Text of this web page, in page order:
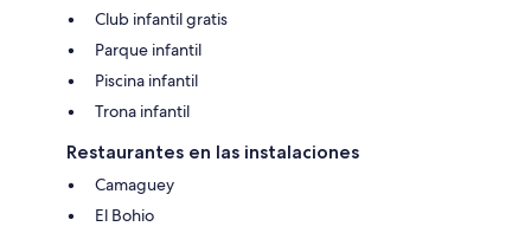
Club infantil gratis
Parque infantil
Piscina infantil
Trona infantil
Restaurantes en las instalaciones
Camaguey
El Bohio